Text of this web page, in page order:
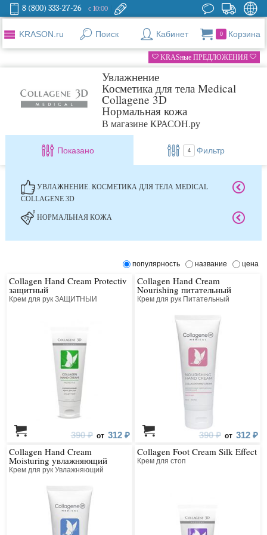
8 (800) 333-27-26 с 10:00
KRASON.ru Поиск Кабинет 0 Корзина
KRASные ПРЕДЛОЖЕНИЯ
Увлажнение
Косметика для тела Medical
Collagene 3D
Нормальная кожа
В магазине КРАСОН.ру
Показано 4 Фильтр
УВЛАЖНЕНИЕ. КОСМЕТИКА ДЛЯ ТЕЛА MEDICAL
COLLAGENE 3D
НОРМАЛЬНАЯ КОЖА
популярность название цена
Collagen Hand Cream Protectiv
защитный
Крем для рук ЗАЩИТНЫЙ
390 ₽ от 312 ₽
Collagen Hand Cream
Nourishing питательный
Крем для рук Питательный
390 ₽ от 312 ₽
Collagen Hand Cream
Moisturing увлажняющий
Крем для рук Увлажняющий
Collagen Foot Cream Silk Effect
Крем для стоп